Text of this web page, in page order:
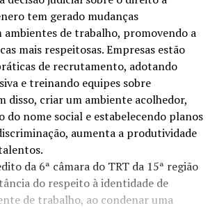
tem gerado mudanças
ambientes de trabalho, promovendo a
mais respeitosas. Empresas estão
de recrutamento, adotando
e treinando equipes sobre
disso, criar um ambiente acolhedor,
do nome social e estabelecendo planos
aumenta a produtividade
da 6ª câmara do TRT da 15ª região
do respeito à identidade de
de trabalho, ao condenar uma